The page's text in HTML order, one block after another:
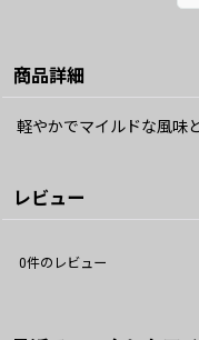
商品詳細
軽やかでマイルドな風味
レビュー
0件のレビュー